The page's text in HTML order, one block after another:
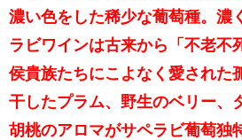
濃い色をした稀少な葡萄種。濃
ラビワインは古来から「不老不
侯貴族たちにこよなく愛された
干したプラム、野生のベリー、
胡桃のアロマがサペラビ葡萄独